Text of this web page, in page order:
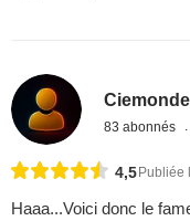
Ciemonde
83 abonnés
4,5 Publiée
Haaa...Voici donc le